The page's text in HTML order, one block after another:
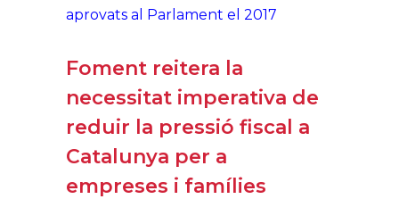
Foment reitera la
necessitat imperativa de
reduir la pressió fiscal a
Catalunya per a
empreses i famílies